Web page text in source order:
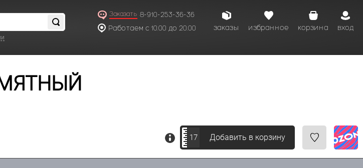
Заказать 8-910-253-36-36
Работаем с 10.00 до 20.00
вход
корзина
избранное
заказы
МЯТНЫЙ
17 Добавить в корзину